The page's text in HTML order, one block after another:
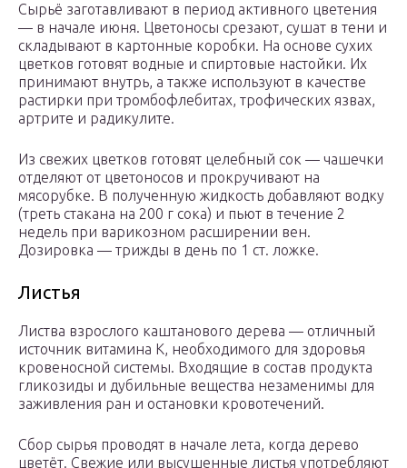
Сырьё заготавливают в период активного цветения
— в начале июня. Цветоносы срезают, сушат в тени и
складывают в картонные коробки. На основе сухих
цветков готовят водные и спиртовые настойки. Их
принимают внутрь, а также используют в качестве
растирки при тромбофлебитах, трофических язвах,
артрите и радикулите.
Из свежих цветков готовят целебный сок — чашечки
отделяют от цветоносов и прокручивают на
мясорубке. В полученную жидкость добавляют водку
(треть стакана на 200 г сока) и пьют в течение 2
недель при варикозном расширении вен.
Дозировка — трижды в день по 1 ст. ложке.
Листья
Листва взрослого каштанового дерева — отличный
источник витамина К, необходимого для здоровья
кровеносной системы. Входящие в состав продукта
гликозиды и дубильные вещества незаменимы для
заживления ран и остановки кровотечений.
Сбор сырья проводят в начале лета, когда дерево
цветёт. Свежие или высушенные листья употребляют